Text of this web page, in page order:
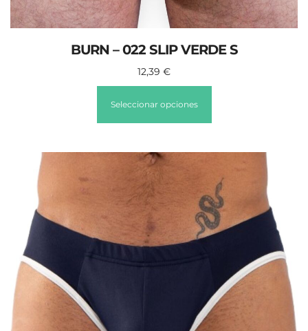
BURN – 022 SLIP VERDE S
12,39 €
Seleccionar opciones